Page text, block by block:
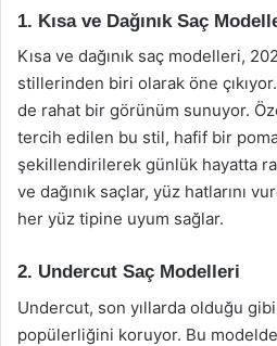
1. Kısa ve Dağınık Saç
Kısa ve dağınık saç modelleri,
stillerinden biri olarak öne
de rahat bir görünüm sunuyor.
tercih edilen bu stil, hafif bir
şekillendirilerek günlük hayatta
ve dağınık saçlar, yüz hatlarını
her yüz tipine uyum sağlar.
2. Undercut Saç Modelleri
Undercut, son yıllarda olduğu gibi
popülerliğini koruyor. Bu